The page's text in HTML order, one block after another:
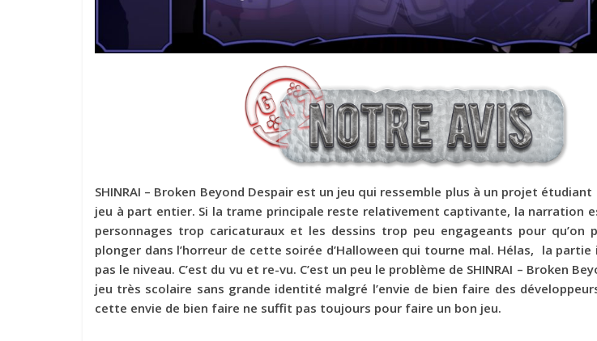
SHINRAI – Broken Beyond Despair est un jeu qui ressemble plus à un projet
jeu à part entier. Si la trame principale reste relativement captivante, la narration
personnages trop caricaturaux et les dessins trop peu engageants pour qu’on
plonger dans l’horreur de cette soirée d’Halloween qui tourne mal. Hélas, la
pas le niveau. C’est du vu et re-vu. C’est un peu le problème de SHINRAI – Broken
jeu très scolaire sans grande identité malgré l’envie de bien faire des
cette envie de bien faire ne suffit pas toujours pour faire un bon jeu.